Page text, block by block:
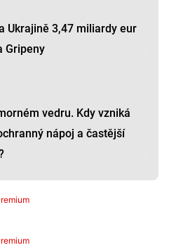
Ukrajině 3,47 miliardy eur
Gripeny
vedru. Kdy vzniká
nápoj a častější